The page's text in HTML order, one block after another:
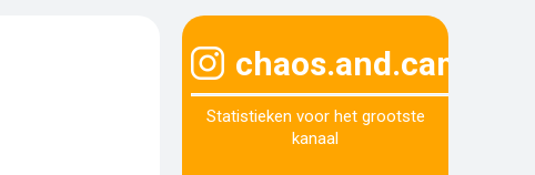
chaos.and.campfires
Statistieken voor het grootste
kanaal